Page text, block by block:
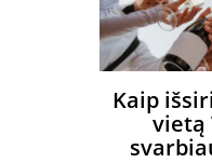
Kaip
vietą